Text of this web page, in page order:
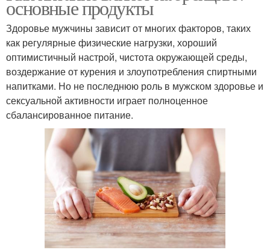
основные продукты
Здоровье мужчины зависит от многих факторов, таких
как регулярные физические нагрузки, хороший
оптимистичный настрой, чистота окружающей среды,
воздержание от курения и злоупотребления спиртными
напитками. Но не последнюю роль в мужском здоровье и
сексуальной активности играет полноценное
сбалансированное питание.